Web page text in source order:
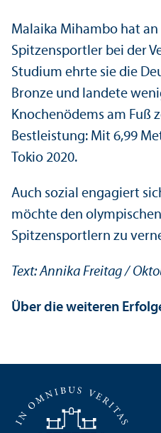
Malaika Mihambo hat
Spitzensportler bei der
Studium ehrte sie die
Bronze und landete
Knochenödems am Fuß
Bestleistung: Mit 6,99
Tokio 2020.
Auch sozial engagiert
möchte den
Spitzensportlern zu
Text: Annika Freitag /
Über die weiteren